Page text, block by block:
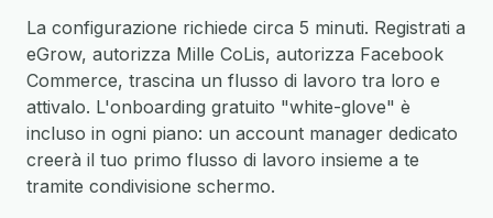
La configurazione richiede circa 5 minuti. Registrati a
eGrow, autorizza Mille CoLis, autorizza Facebook
Commerce, trascina un flusso di lavoro tra loro e
attivalo. L'onboarding gratuito "white-glove" è
incluso in ogni piano: un account manager dedicato
creerà il tuo primo flusso di lavoro insieme a te
tramite condivisione schermo.